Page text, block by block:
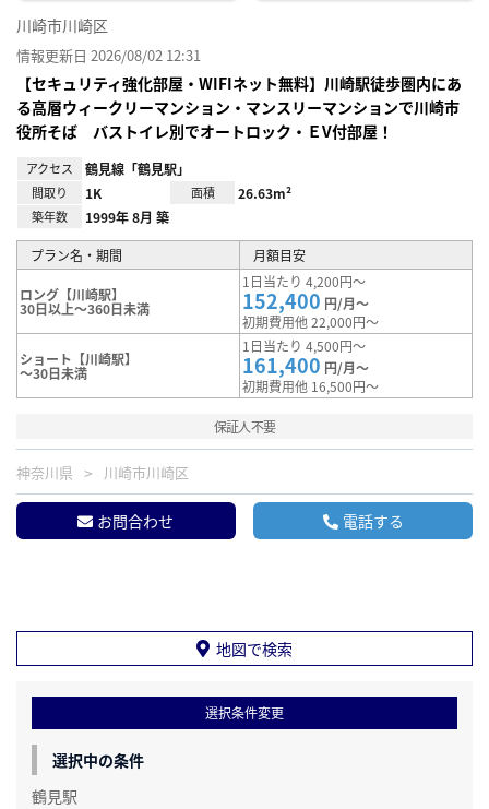
川崎市川崎区
情報更新日 2026/08/02 12:31
【セキュリティ強化部屋・WIFIネット無料】川崎駅徒歩圏内にあ
る高層ウィークリーマンション・マンスリーマンションで川崎市
役所そば バストイレ別でオートロック・ＥV付部屋！
アクセス 鶴見線「鶴見駅」
間取り 1K 面積 26.63m²
築年数 1999年 8月 築
プラン名・期間 月額目安
ロング【川崎駅】
30日以上～360日未満
1日当たり 4,200円～
152,400 円/月～
初期費用他 22,000円～
ショート【川崎駅】
～30日未満
1日当たり 4,500円～
161,400 円/月～
初期費用他 16,500円～
保証人不要
神奈川県 川崎市川崎区
お問合わせ 電話する
地図で検索
選択条件変更
選択中の条件
鶴見駅